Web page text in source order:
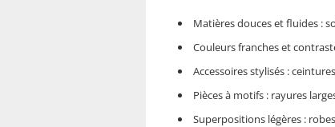
Matières douces et fluides :
Couleurs franches et
Accessoires stylisés :
Pièces à motifs : rayures
Superpositions légères :